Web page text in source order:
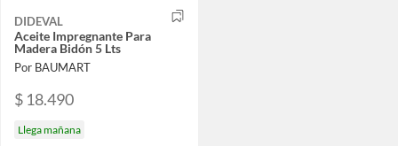
DIDEVAL
Aceite Impregnante Para
Madera Bidón 5 Lts
Por BAUMART
$ 18.490
Llega mañana